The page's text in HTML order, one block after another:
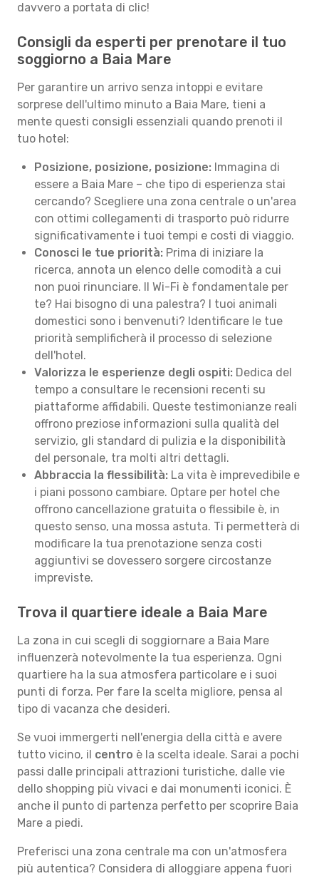
davvero a portata di clic!
Consigli da esperti per prenotare il tuo
soggiorno a Baia Mare
Per garantire un arrivo senza intoppi e evitare
sorprese dell'ultimo minuto a Baia Mare, tieni a
mente questi consigli essenziali quando prenoti il
tuo hotel:
Posizione, posizione, posizione: Immagina di
essere a Baia Mare – che tipo di esperienza stai
cercando? Scegliere una zona centrale o un'area
con ottimi collegamenti di trasporto può ridurre
significativamente i tuoi tempi e costi di viaggio.
Conosci le tue priorità: Prima di iniziare la
ricerca, annota un elenco delle comodità a cui
non puoi rinunciare. Il Wi-Fi è fondamentale per
te? Hai bisogno di una palestra? I tuoi animali
domestici sono i benvenuti? Identificare le tue
priorità semplificherà il processo di selezione
dell'hotel.
Valorizza le esperienze degli ospiti: Dedica del
tempo a consultare le recensioni recenti su
piattaforme affidabili. Queste testimonianze reali
offrono preziose informazioni sulla qualità del
servizio, gli standard di pulizia e la disponibilità
del personale, tra molti altri dettagli.
Abbraccia la flessibilità: La vita è imprevedibile e
i piani possono cambiare. Optare per hotel che
offrono cancellazione gratuita o flessibile è, in
questo senso, una mossa astuta. Ti permetterà di
modificare la tua prenotazione senza costi
aggiuntivi se dovessero sorgere circostanze
impreviste.
Trova il quartiere ideale a Baia Mare
La zona in cui scegli di soggiornare a Baia Mare
influenzerà notevolmente la tua esperienza. Ogni
quartiere ha la sua atmosfera particolare e i suoi
punti di forza. Per fare la scelta migliore, pensa al
tipo di vacanza che desideri.
Se vuoi immergerti nell'energia della città e avere
tutto vicino, il centro è la scelta ideale. Sarai a pochi
passi dalle principali attrazioni turistiche, dalle vie
dello shopping più vivaci e dai monumenti iconici. È
anche il punto di partenza perfetto per scoprire Baia
Mare a piedi.
Preferisci una zona centrale ma con un'atmosfera
più autentica? Considera di alloggiare appena fuori